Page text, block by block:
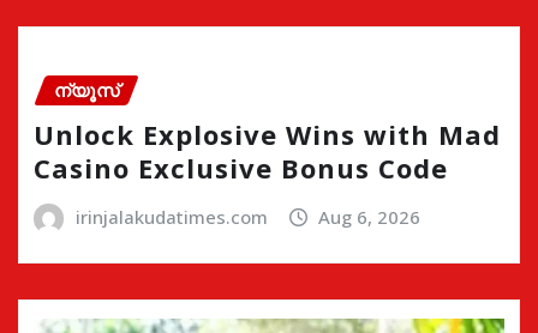
ന്യൂസ്
Unlock Explosive Wins with Mad
Casino Exclusive Bonus Code
irinjalakudatimes.com Aug 6, 2026